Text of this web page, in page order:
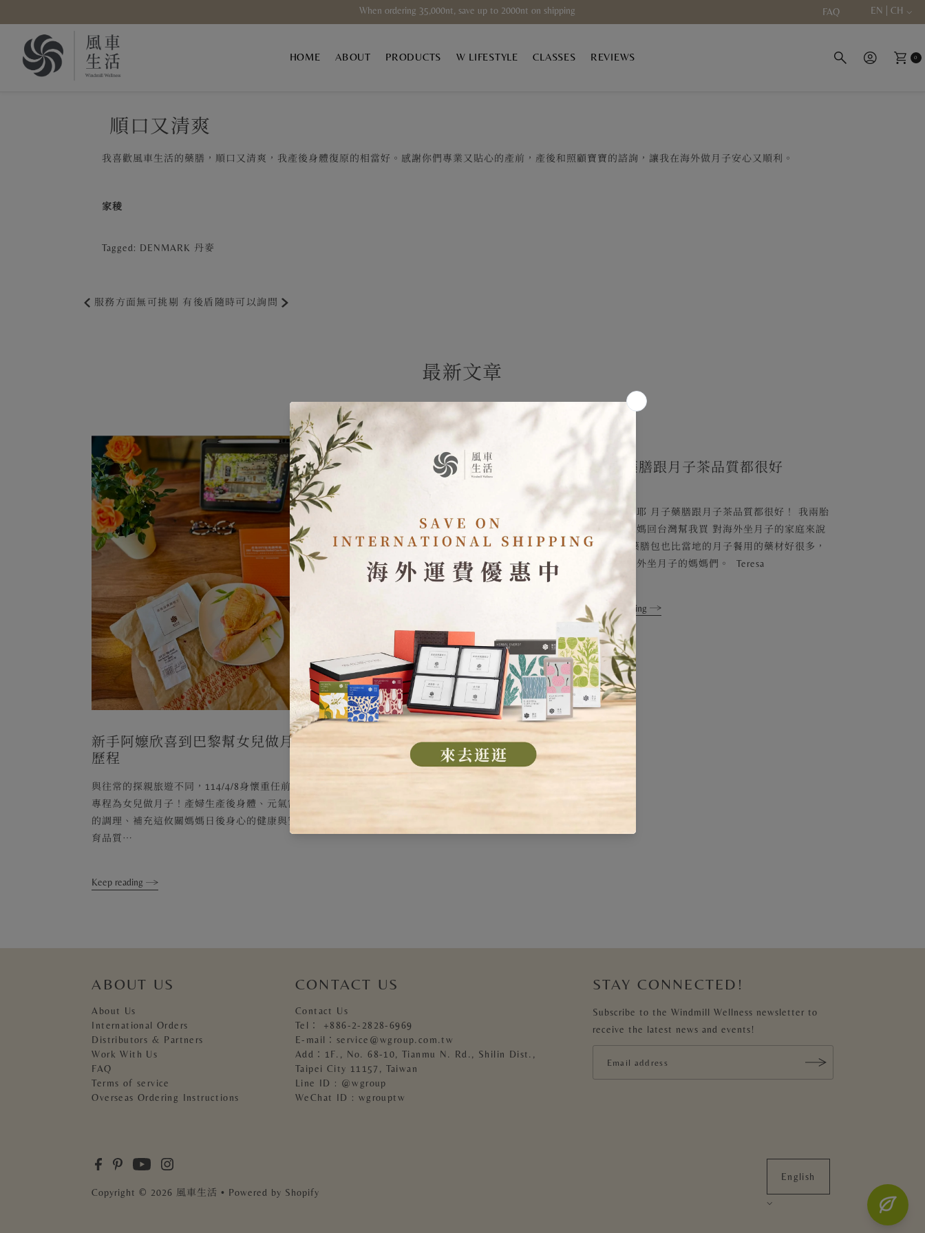
When ordering 35,000nt, save up to 2000nt on shipping FAQ EN | CH
HOME ABOUT PRODUCTS W LIFESTYLE CLASSES REVIEWS 0
順口又清爽
我喜歡風車生活的藥膳，順口又清爽，我產後身體復原的相當好。感謝你們專業又貼心的產前，產後和照顧寶寶的諮詢，讓我在海外做月子安心又順利。
家稜
Tagged: DENMARK 丹麥
服務方面無可挑剔 有後盾隨時可以詢問
最新文章
新手阿嬤欣喜到巴黎幫女兒做月子的
歷程
與往常的探親旅遊不同，114/4/8身懷重任前往巴黎
專程為女兒做月子！產婦生產後身體、元氣需要好好
的調理、補充這攸關媽媽日後身心的健康與寶寶的撫
育品質⋯
Keep reading
真的讓人感到很安心
產品使用上還滿不錯的~ 也很喜歡你們Line 上的問
候與服務，有護理師在並回答我的問題，真的讓人感
到很安心 美君
月子藥膳跟月子茶品質都很好
都很喜歡耶 月子藥膳跟月子茶品質都很好！ 我兩胎
都有請媽媽回台灣幫我買 對海外坐月子的家庭來說
很方便 藥膳包也比當地的月子餐用的藥材好很多，
很推薦海外坐月子的媽媽們。 Teresa
Keep reading
ABOUT US
About Us
International Orders
Distributors & Partners
Work With Us
FAQ
Terms of service
Overseas Ordering Instructions
CONTACT US
Contact Us
Tel：
+886-2-2828-6969
E-mail： service@wgroup.com.tw
Add：1F., No. 68-10, Tianmu N. Rd., Shilin Dist.,
Taipei City 11157, Taiwan
Line ID : @wgroup
WeChat ID : wgrouptw
STAY CONNECTED!
Subscribe to the Windmill Wellness newsletter to
receive the latest news and events!
Copyright© 2026 風車生活 • Powered by Shopify
English